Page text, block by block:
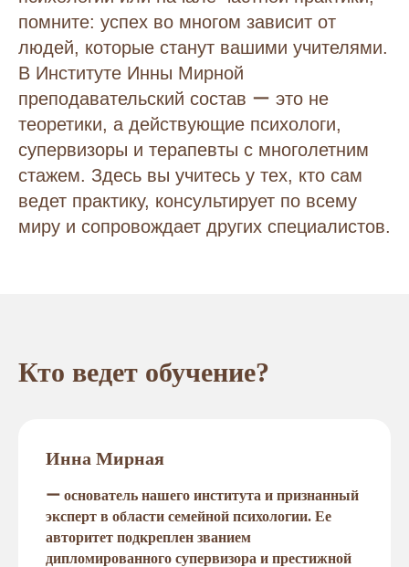
помните: успех во многом зависит от
людей, которые станут вашими учителями.
В Институте Инны Мирной
преподавательский состав ー это не
теоретики, а действующие психологи,
супервизоры и терапевты с многолетним
стажем. Здесь вы учитесь у тех, кто сам
ведет практику, консультирует по всему
миру и сопровождает других специалистов.
Кто ведет обучение?
Инна Мирная
ー основатель нашего института и признанный
эксперт в области семейной психологии. Ее
авторитет подкреплен званием
дипломированного супервизора и престижной